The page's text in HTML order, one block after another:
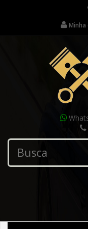
Minha